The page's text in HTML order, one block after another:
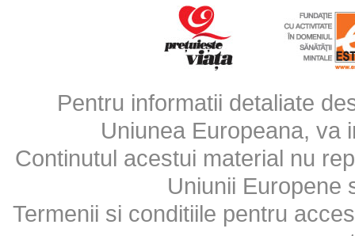
Pentru informatii detaliate
Uniunea Europeana, va
Continutul acestui material nu
Uniunii Europene
Termenii si conditiile pentru